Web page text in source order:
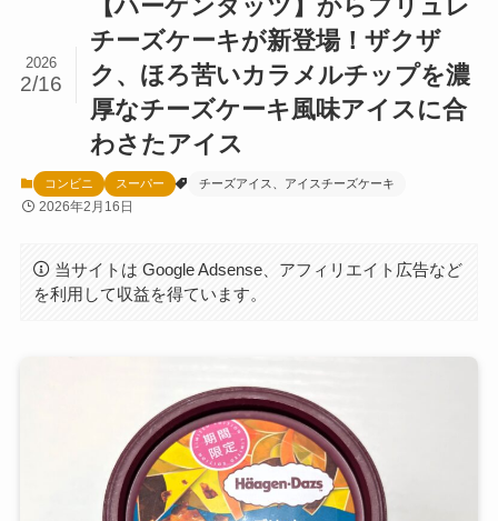
【ハーゲンダッツ】からブリュレ
チーズケーキが新登場！ザクザ
ク、ほろ苦いカラメルチップを濃
厚なチーズケーキ風味アイスに合
わさたアイス
2026
2/16
コンビニ スーパー チーズアイス、アイスチーズケーキ
2026年2月16日
当サイトは Google Adsense、アフィリエイト広告など
を利用して収益を得ています。